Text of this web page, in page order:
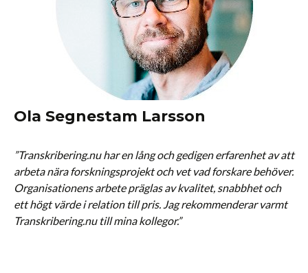
Ola Segnestam Larsson
”Transkribering.nu har en lång och gedigen erfarenhet av att
arbeta nära forskningsprojekt och vet vad forskare behöver.
Organisationens arbete präglas av kvalitet, snabbhet och
ett högt värde i relation till pris. Jag rekommenderar varmt
Transkribering.nu till mina kollegor.”